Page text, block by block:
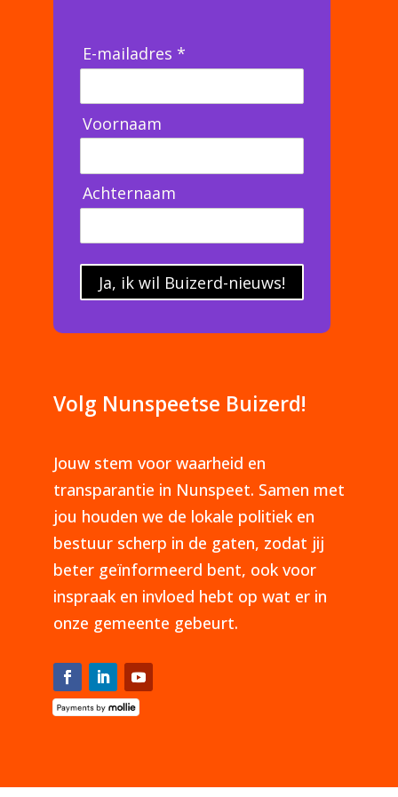
E-mailadres *
Voornaam
Achternaam
Ja, ik wil Buizerd-nieuws!
Volg Nunspeetse Buizerd!
Jouw stem voor waarheid en
transparantie in Nunspeet. Samen met
jou houden we de lokale politiek en
bestuur scherp in de gaten, zodat jij
beter geïnformeerd bent, ook voor
inspraak en invloed hebt op wat er in
onze gemeente gebeurt.